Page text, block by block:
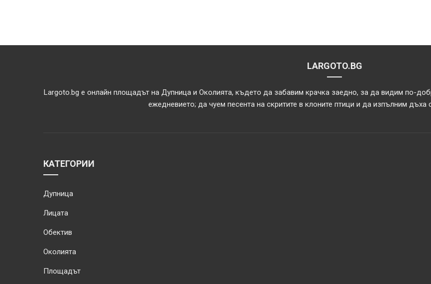
LARGOTO.BG
Largoto.bg е онлайн площадът на Дупница и Околията, където да забавим крачка заедно, за да видим по-
ежедневието; да чуем песента на скритите в клоните птици и да изпълним дъха
КАТЕГОРИИ
Дупница
Лицата
Обектив
Околията
Площадът